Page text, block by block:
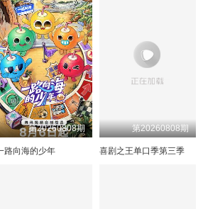
四 8期超长抢先
陪看 7期陪看
一 二
长抢先 三
四 喜欢嗑我也是8期上 喜欢嗑我也是8期下
陪看 喜欢你日记8期上 喜欢你日记8期下
第20260808期
路向海的少年
第20260808期
喜剧之王单口季第三季